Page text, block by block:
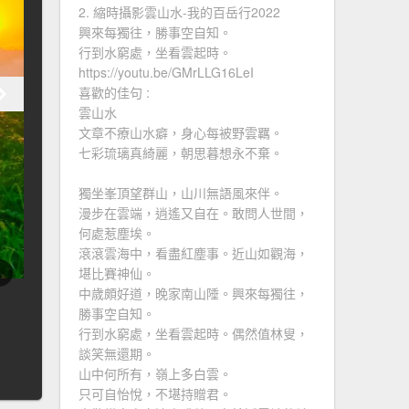
2. 縮時攝影雲山水-我的百岳行2022
興來每獨往，勝事空自知。
行到水窮處，坐看雲起時。
https://youtu.be/GMrLLG16LeI
喜歡的佳句 :
雲山水
文章不療山水癖，身心每被野雲羈。
七彩琉璃真綺麗，朝思暮想永不棄。
獨坐峯頂望群山，山川無語風來伴。
漫步在雲端，逍遙又自在。敢問人世間，
何處惹塵埃。
滾滾雲海中，看盡紅塵事。近山如觀海，
堪比賽神仙。
中歲頗好道，晚家南山陲。興來每獨往，
勝事空自知。
行到水窮處，坐看雲起時。偶然值林叟，
談笑無還期。
山中何所有，嶺上多白雲。
只可自怡悅，不堪持贈君。